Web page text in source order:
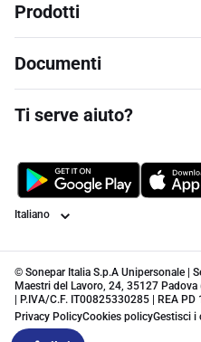
Prodotti
Documenti
Ti serve aiuto?
Lingua
© Sonepar Italia S.p.A Unipersonale |
Maestri del Lavoro, 24, 35127
| P.IVA/C.F. IT00825330285 | REA
Privacy PolicyCookies policyGestisci i